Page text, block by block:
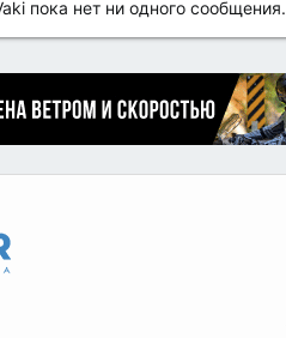
пока нет ни одного сообщения.